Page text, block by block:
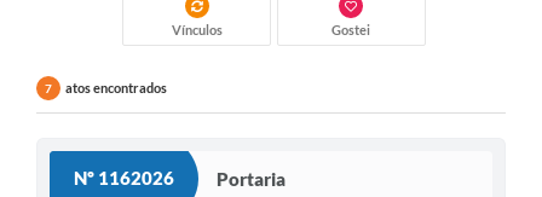
Vínculos Gostei
7 atos encontrados
Nº 1162026 Portaria